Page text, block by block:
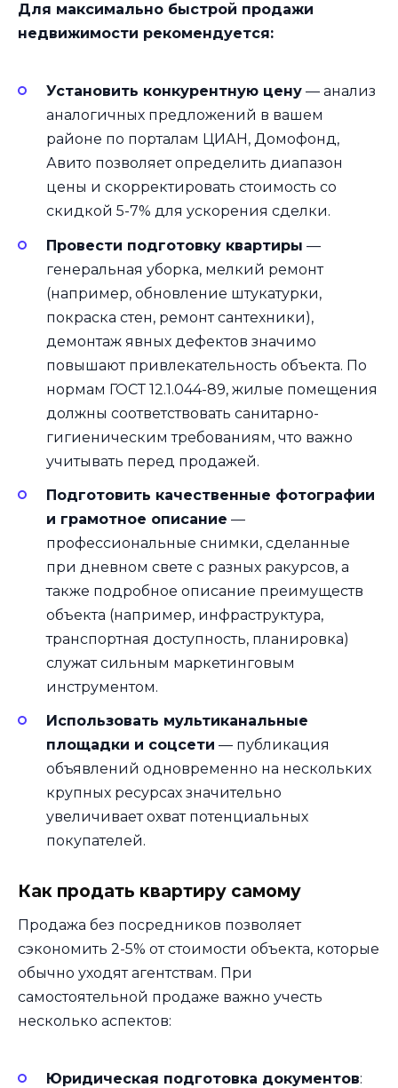
Для максимально быстрой продажи
недвижимости рекомендуется:
Установить конкурентную цену — анализ
аналогичных предложений в вашем
районе по порталам ЦИАН, Домофонд,
Авито позволяет определить диапазон
цены и скорректировать стоимость со
скидкой 5-7% для ускорения сделки.
Провести подготовку квартиры —
генеральная уборка, мелкий ремонт
(например, обновление штукатурки,
покраска стен, ремонт сантехники),
демонтаж явных дефектов значимо
повышают привлекательность объекта. По
нормам ГОСТ 12.1.044-89, жилые помещения
должны соответствовать санитарно-
гигиеническим требованиям, что важно
учитывать перед продажей.
Подготовить качественные фотографии
и грамотное описание —
профессиональные снимки, сделанные
при дневном свете с разных ракурсов, а
также подробное описание преимуществ
объекта (например, инфраструктура,
транспортная доступность, планировка)
служат сильным маркетинговым
инструментом.
Использовать мультиканальные
площадки и соцсети — публикация
объявлений одновременно на нескольких
крупных ресурсах значительно
увеличивает охват потенциальных
покупателей.
Как продать квартиру самому
Продажа без посредников позволяет
сэкономить 2-5% от стоимости объекта, которые
обычно уходят агентствам. При
самостоятельной продаже важно учесть
несколько аспектов:
Юридическая подготовка документов: